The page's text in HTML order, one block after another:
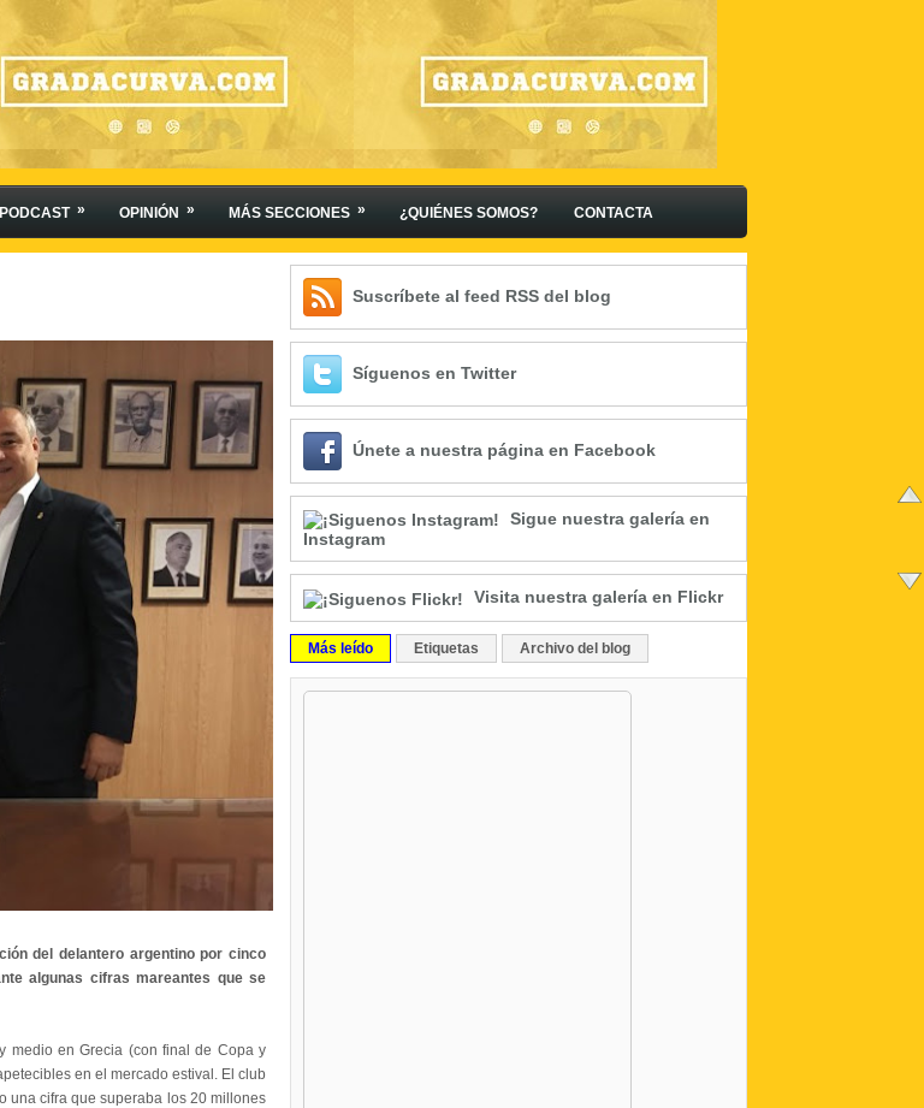
PODCAST » OPINIÓN » MÁS SECCIONES » ¿QUIÉNES SOMOS? CONTACTA
del delantero argentino por cinco
algunas cifras mareantes que se
medio en Grecia (con final de Copa y
en el mercado estival. El club
una cifra que superaba los 20 millones
Suscríbete al feed RSS del blog
Síguenos en Twitter
Únete a nuestra página en Facebook
Sigue nuestra galería en
Instagram
Visita nuestra galería en Flickr
Más leído Etiquetas Archivo del blog